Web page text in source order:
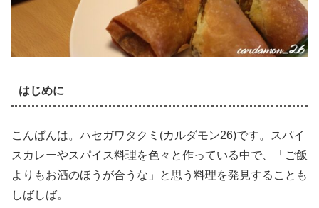
はじめに
こんばんは。ハセガワタクミ(カルダモン26)です。スパイ
スカレーやスパイス料理を色々と作っている中で、「ご飯
よりもお酒のほうが合うな」と思う料理を発見することも
しばしば。